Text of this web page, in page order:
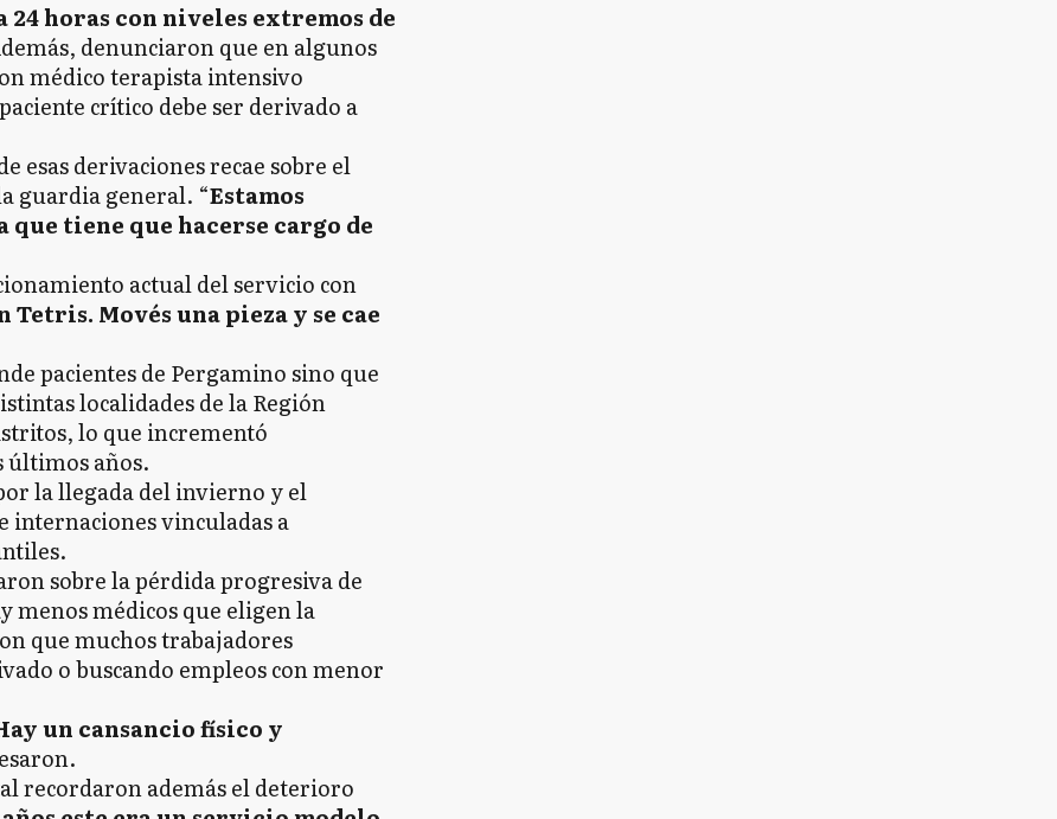
24 horas con niveles extremos de
denunciaron que en algunos
médico terapista intensivo
crítico debe ser derivado a
esas derivaciones recae sobre el
guardia general. “Estamos
que tiene que hacerse cargo de
actual del servicio con
Tetris. Movés una pieza y se cae
pacientes de Pergamino sino que
localidades de la Región
lo que incrementó
últimos años.
la llegada del invierno y el
internaciones vinculadas a
sobre la pérdida progresiva de
menos médicos que eligen la
que muchos trabajadores
o buscando empleos con menor
un cansancio físico y
recordaron además el deterioro